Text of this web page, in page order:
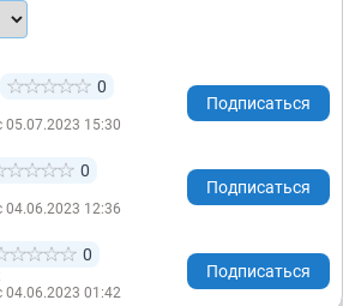
0
05.07.2023 15:30
Подписаться
0
04.06.2023 12:36
Подписаться
0
04.06.2023 01:42
Подписаться